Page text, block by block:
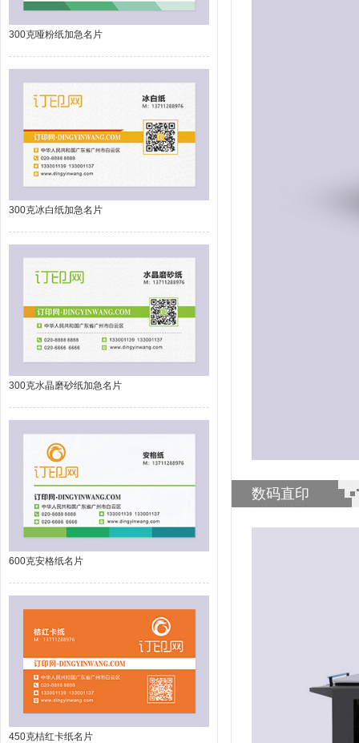
300克哑粉纸加急名片
300克冰白纸加急名片
300克水晶磨砂纸加急名片
600克安格纸名片
450克桔红卡纸名片
数码直印